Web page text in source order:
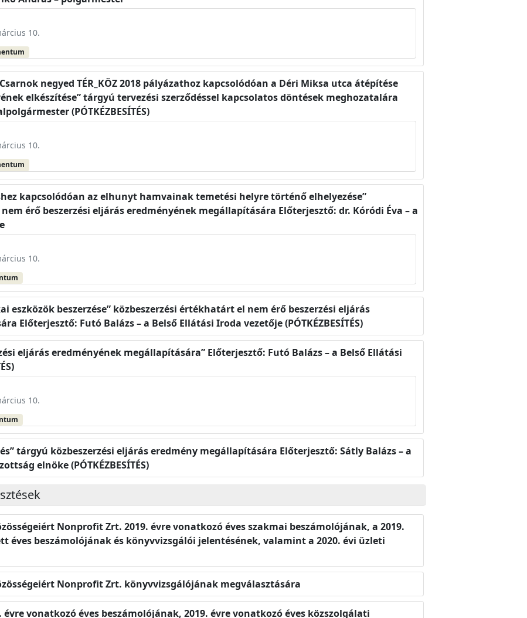
10.
negyed TÉR_KÖZ 2018 pályázathoz kapcsolódóan a Déri Miksa utca átépítése
elkészítése” tárgyú tervezési szerződéssel kapcsolatos döntések meghozatalára
(PÓTKÉZBESÍTÉS)
10.
kapcsolódóan az elhunyt hamvainak temetési helyre történő elhelyezése”
érő beszerzési eljárás eredményének megállapítására Előterjesztő: dr. Kóródi Éva – a
10.
eszközök beszerzése” közbeszerzési értékhatárt el nem érő beszerzési eljárás
Előterjesztő: Futó Balázs – a Belső Ellátási Iroda vezetője (PÓTKÉZBESÍTÉS)
eljárás eredményének megállapítására” Előterjesztő: Futó Balázs – a Belső Ellátási
10.
tárgyú közbeszerzési eljárás eredmény megállapítására Előterjesztő: Sátly Balázs – a
elnöke (PÓTKÉZBESÍTÉS)
Nonprofit Zrt. 2019. évre vonatkozó éves szakmai beszámolójának, a 2019.
éves beszámolójának és könyvvizsgálói jelentésének, valamint a 2020. évi üzleti
Nonprofit Zrt. könyvvizsgálójának megválasztására
évre vonatkozó éves beszámolójának, 2019. évre vonatkozó éves közszolgálati